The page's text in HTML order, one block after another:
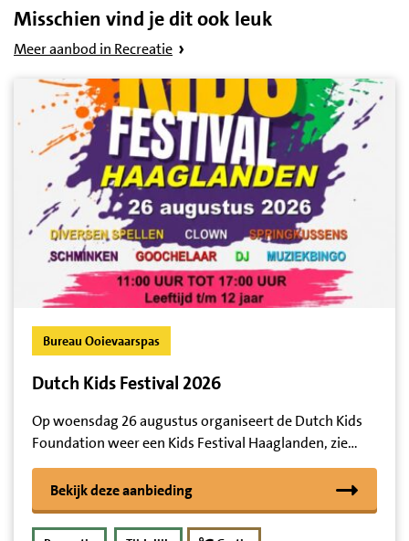
Misschien vind je dit ook leuk
Meer aanbod in Recreatie
Bureau Ooievaarspas
Dutch Kids Festival 2026
Op woensdag 26 augustus organiseert de Dutch Kids
Foundation weer een Kids Festival Haaglanden, zie…
Bekijk deze aanbieding